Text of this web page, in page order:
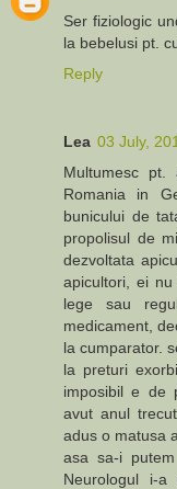
Ser fiziologic
la bebelusi pt.
Reply
Lea 03 July,
Multumesc
Romania in
bunicului de
propolisul de
dezvoltata
apicultori, ei
lege sau
medicament,
la cumparator.
la preturi
imposibil e de
avut anul
adus o matusa
asa sa-i
Neurologul i-